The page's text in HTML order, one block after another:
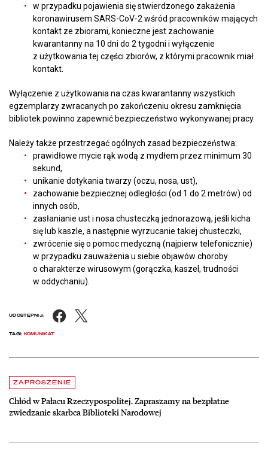
w przypadku pojawienia się stwierdzonego zakażenia
koronawirusem SARS-CoV-2 wśród pracowników mających
kontakt ze zbiorami, konieczne jest zachowanie
kwarantanny na 10 dni do 2 tygodni i wyłączenie
z użytkowania tej części zbiorów, z którymi pracownik miał
kontakt.
Wyłączenie z użytkowania na czas kwarantanny wszystkich
egzemplarzy zwracanych po zakończeniu okresu zamknięcia
bibliotek powinno zapewnić bezpieczeństwo wykonywanej pracy.
Należy także przestrzegać ogólnych zasad bezpieczeństwa:
prawidłowe mycie rąk wodą z mydłem przez minimum 30
sekund,
unikanie dotykania twarzy (oczu, nosa, ust),
zachowanie bezpiecznej odległości (od 1 do 2 metrów) od
innych osób,
zasłanianie ust i nosa chusteczką jednorazową, jeśli kicha
się lub kaszle, a następnie wyrzucanie takiej chusteczki,
zwrócenie się o pomoc medyczną (najpierw telefonicznie)
w przypadku zauważenia u siebie objawów choroby
o charakterze wirusowym (gorączka, kaszel, trudności
w oddychaniu).
UDOSTĘPNIJ: Facebook
TAGI: KOMUNIKAT
Aktualności
ZAPROSZENIE
Chłód w Pałacu Rzeczypospolitej. Zapraszamy na bezpłatne
zwiedzanie skarbca Biblioteki Narodowej
czytaj więcej o Chłód w Pałacu Rzeczypospolitej. Zapraszamy na